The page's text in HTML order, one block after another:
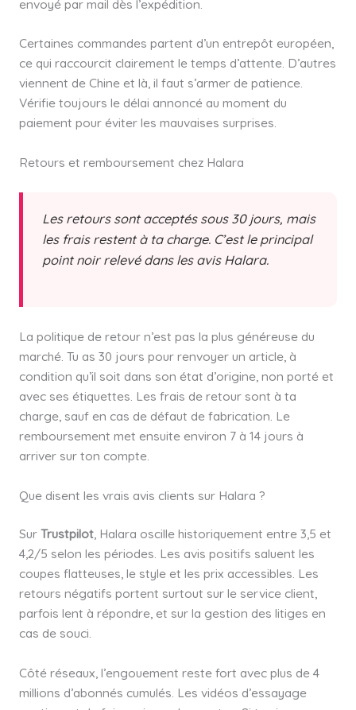
envoyé par mail dès l’expédition.
Certaines commandes partent d’un entrepôt européen,
ce qui raccourcit clairement le temps d’attente. D’autres
viennent de Chine et là, il faut s’armer de patience.
Vérifie toujours le délai annoncé au moment du
paiement pour éviter les mauvaises surprises.
Retours et remboursement chez Halara
Les retours sont acceptés sous 30 jours, mais
les frais restent à ta charge. C’est le principal
point noir relevé dans les avis Halara.
La politique de retour n’est pas la plus généreuse du
marché. Tu as 30 jours pour renvoyer un article, à
condition qu’il soit dans son état d’origine, non porté et
avec ses étiquettes. Les frais de retour sont à ta
charge, sauf en cas de défaut de fabrication. Le
remboursement met ensuite environ 7 à 14 jours à
arriver sur ton compte.
Que disent les vrais avis clients sur Halara ?
Sur Trustpilot, Halara oscille historiquement entre 3,5 et
4,2/5 selon les périodes. Les avis positifs saluent les
coupes flatteuses, le style et les prix accessibles. Les
retours négatifs portent surtout sur le service client,
parfois lent à répondre, et sur la gestion des litiges en
cas de souci.
Côté réseaux, l’engouement reste fort avec plus de 4
millions d’abonnés cumulés. Les vidéos d’essayage